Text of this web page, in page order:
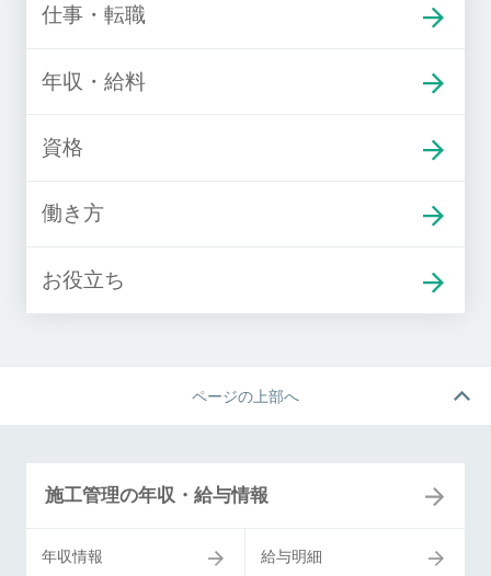
仕事・転職
年収・給料
資格
働き方
お役立ち
ページの上部へ
施工管理の年収・給与情報
年収情報 給与明細